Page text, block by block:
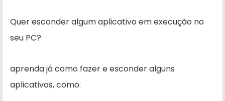
Quer esconder algum aplicativo em execução no
seu PC?
aprenda já como fazer e esconder alguns
aplicativos, como: